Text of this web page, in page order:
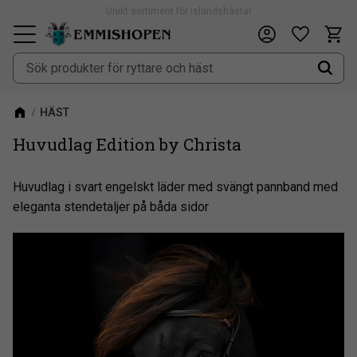
Meny
Unikt sortiment för islandshästar
Fri frakt vid köp över 900kr
HÄST
Huvudlag Edition by Christa
Huvudlag i svart engelskt läder med svängt pannband med
eleganta stendetaljer på båda sidor